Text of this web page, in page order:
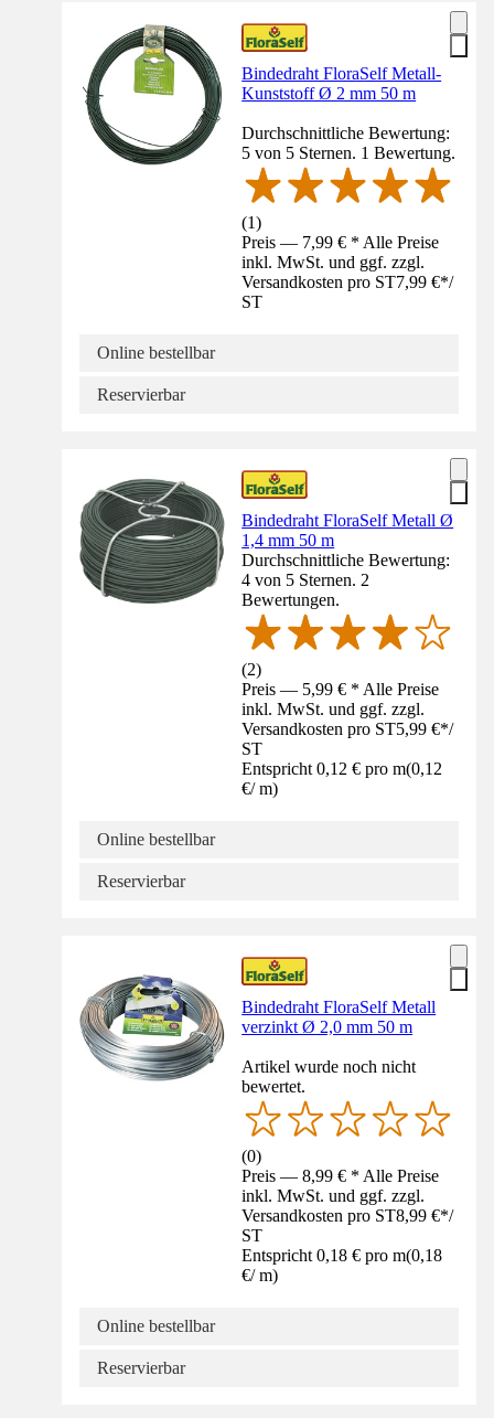
Bindedraht FloraSelf Metall-
Kunststoff Ø 2 mm 50 m
Durchschnittliche Bewertung:
5 von 5 Sternen. 1 Bewertung.
(1)
Preis — 7,99 € * Alle Preise
inkl. MwSt. und ggf. zzgl.
Versandkosten pro ST7,99 €*/
ST
Online bestellbar
Reservierbar
Bindedraht FloraSelf Metall Ø
1,4 mm 50 m
Durchschnittliche Bewertung:
4 von 5 Sternen. 2
Bewertungen.
(2)
Preis — 5,99 € * Alle Preise
inkl. MwSt. und ggf. zzgl.
Versandkosten pro ST5,99 €*/
ST
Entspricht 0,12 € pro m(0,12
€/ m)
Online bestellbar
Reservierbar
Bindedraht FloraSelf Metall
verzinkt Ø 2,0 mm 50 m
Artikel wurde noch nicht
bewertet.
(0)
Preis — 8,99 € * Alle Preise
inkl. MwSt. und ggf. zzgl.
Versandkosten pro ST8,99 €*/
ST
Entspricht 0,18 € pro m(0,18
€/ m)
Online bestellbar
Reservierbar